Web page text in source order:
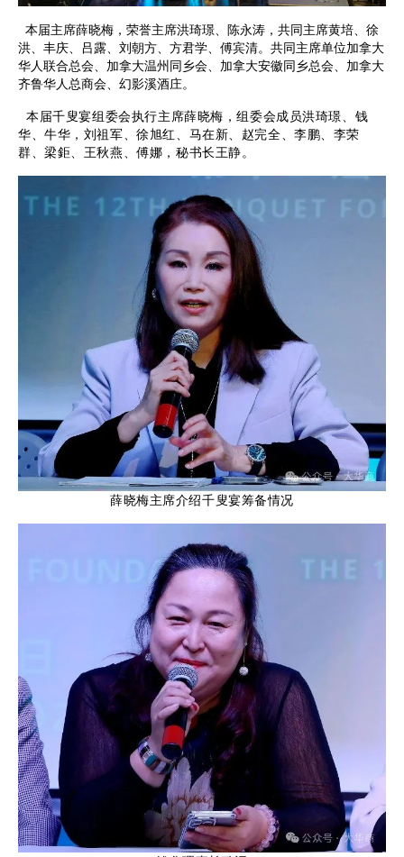
本届主席薛晓梅，荣誉主席洪琦璟、陈永涛，共同主席黄培、徐
洪、丰庆、吕露、刘朝方、方君学、傅宾清。共同主席单位加拿大
华人联合总会、加拿大温州同乡会、加拿大安徽同乡总会、加拿大
齐鲁华人总商会、幻影溪酒庄。
本届千叟宴组委会执行主席薛晓梅，组委会成员洪琦璟、钱
华、牛华，刘祖军、徐旭红、马在新、赵完全、李鹏、李荣
群、梁鉅、王秋燕、傅娜，秘书长王静。
薛晓梅主席介绍千叟宴筹备情况